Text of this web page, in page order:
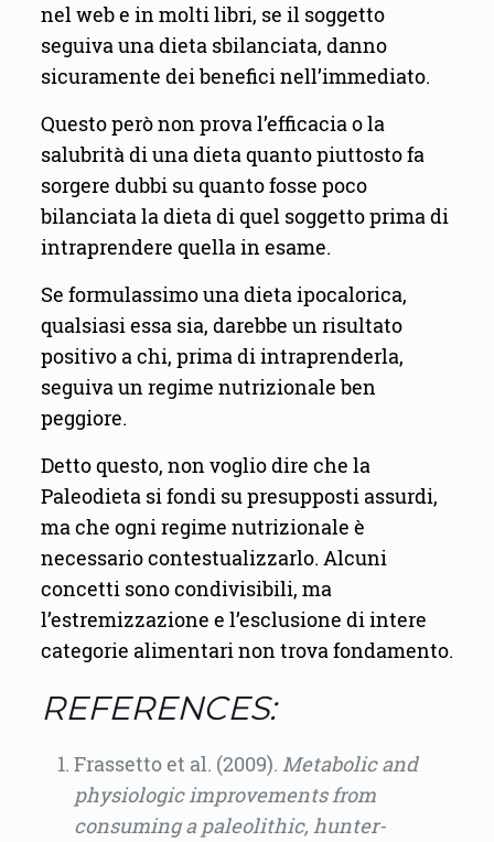
nel web e in molti libri, se il soggetto
seguiva una dieta sbilanciata, danno
sicuramente dei benefici nell’immediato.
Questo però non prova l’efficacia o la
salubrità di una dieta quanto piuttosto fa
sorgere dubbi su quanto fosse poco
bilanciata la dieta di quel soggetto prima di
intraprendere quella in esame.
Se formulassimo una dieta ipocalorica,
qualsiasi essa sia, darebbe un risultato
positivo a chi, prima di intraprenderla,
seguiva un regime nutrizionale ben
peggiore.
Detto questo, non voglio dire che la
Paleodieta si fondi su presupposti assurdi,
ma che ogni regime nutrizionale è
necessario contestualizzarlo. Alcuni
concetti sono condivisibili, ma
l’estremizzazione e l’esclusione di intere
categorie alimentari non trova fondamento.
REFERENCES:
Frassetto et al. (2009). Metabolic and
physiologic improvements from
consuming a paleolithic, hunter-